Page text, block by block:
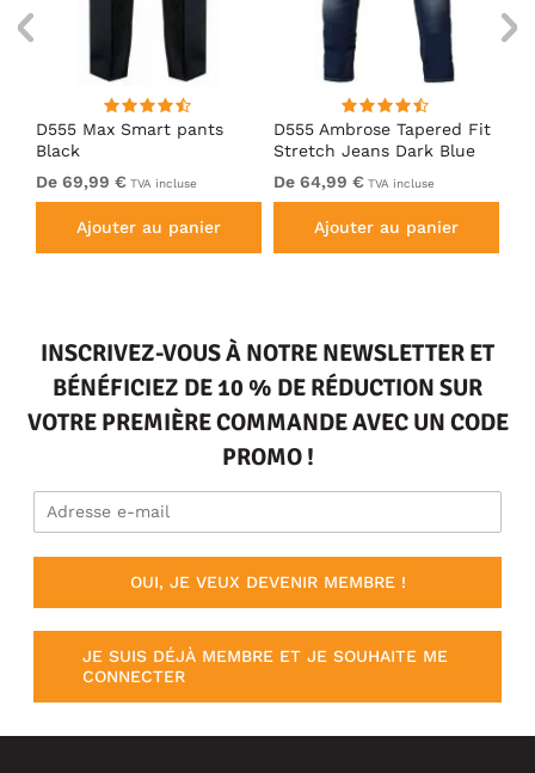
D555 Max Smart pants
Black
De 69,99 € TVA incluse
Ajouter au panier
D555 Ambrose Tapered Fit
Stretch Jeans Dark Blue
De 64,99 € TVA incluse
Ajouter au panier
INSCRIVEZ-VOUS À NOTRE NEWSLETTER ET
BÉNÉFICIEZ DE 10 % DE RÉDUCTION SUR
VOTRE PREMIÈRE COMMANDE AVEC UN CODE
PROMO !
OUI, JE VEUX DEVENIR MEMBRE !
JE SUIS DÉJÀ MEMBRE ET JE SOUHAITE ME
CONNECTER